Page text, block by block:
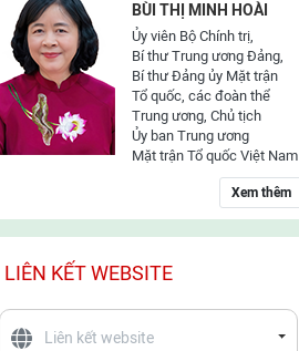
BÙI THỊ MINH HOÀI
Ủy viên Bộ Chính trị,
Bí thư Trung ương Đảng,
Bí thư Đảng ủy Mặt trận
Tổ quốc, các đoàn thể
Trung ương, Chủ tịch
Ủy ban Trung ương
Mặt trận Tổ quốc Việt Nam
Xem thêm
LIÊN KẾT WEBSITE